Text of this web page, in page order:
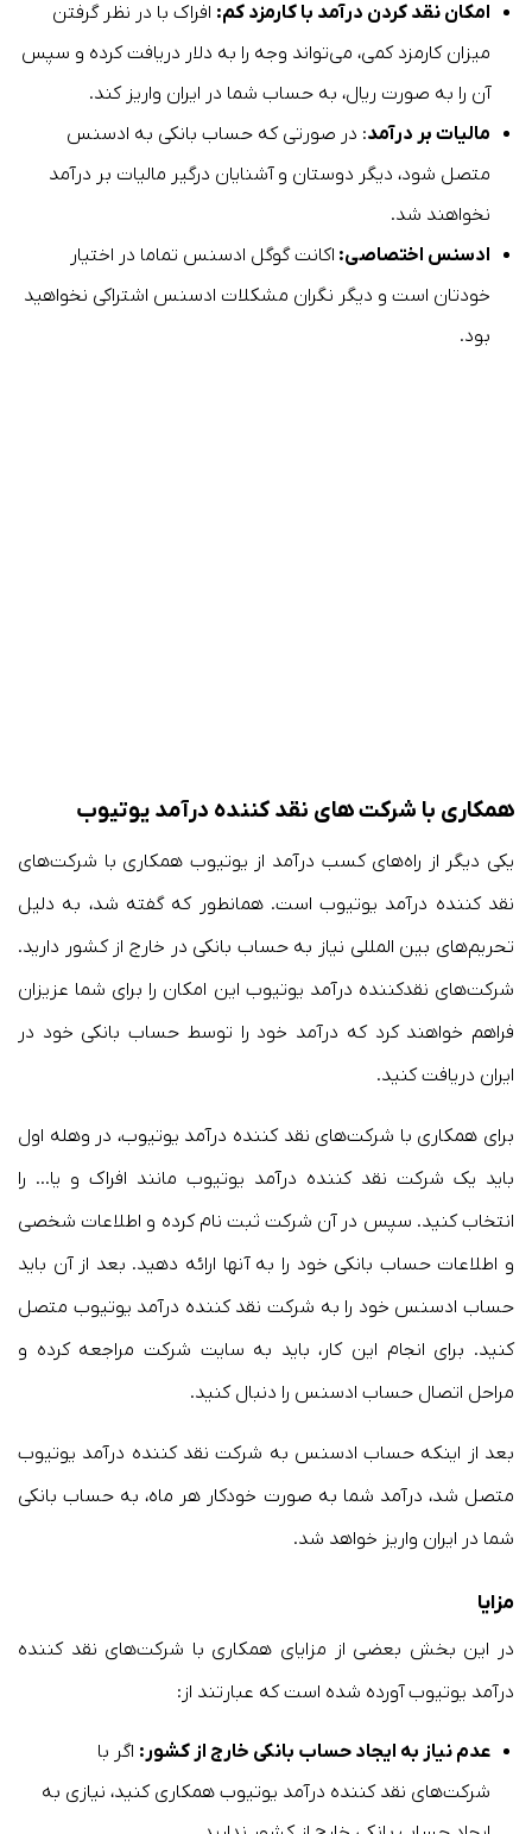
امکان نقد کردن درآمد با کارمزد کم: افراک با در نظر گرفتن
میزان کارمزد کمی، می‌تواند وجه را به دلار دریافت کرده و سپس
آن را به صورت ریال، به حساب شما در ایران واریز ‌کند.
مالیات بر درآمد: در صورتی که حساب بانکی به ادسنس
متصل شود، دیگر دوستان و آشنایان درگیر مالیات بر درآمد
نخواهند شد.
ادسنس اختصاصی: اکانت گوگل ادسنس تماما در اختیار
خودتان است و دیگر نگران مشکلات ادسنس اشتراکی نخواهید
بود.
همکاری با شرکت های نقد کننده درآمد یوتیوب
یکی دیگر از راه‌های کسب درآمد از یوتیوب همکاری با شرکت‌های
نقد کننده درآمد یوتیوب است. همانطور که گفته شد، به دلیل
تحریم‌های بین المللی نیاز به حساب بانکی در خارج از کشور دارید.
شرکت‌های نقدکننده درآمد یوتیوب این امکان را برای شما عزیزان
فراهم خواهند کرد که درآمد خود را توسط حساب بانکی خود در
ایران دریافت کنید.
برای همکاری با شرکت‌های نقد کننده درآمد یوتیوب، در وهله اول
باید یک شرکت نقد کننده درآمد یوتیوب مانند افراک و یا… را
انتخاب کنید. سپس در آن شرکت ثبت نام کرده و اطلاعات شخصی
و اطلاعات حساب بانکی خود را به آنها ارائه دهید. بعد از آن باید
حساب ادسنس خود را به شرکت نقد کننده درآمد یوتیوب متصل
کنید. برای انجام این کار، باید به سایت شرکت مراجعه کرده و
مراحل اتصال حساب ادسنس را دنبال کنید.
بعد از اینکه حساب ادسنس به شرکت نقد کننده درآمد یوتیوب
متصل شد، درآمد شما به صورت خودکار هر ماه، به حساب بانکی
شما در ایران واریز خواهد شد.
مزایا
در این بخش بعضی از مزایای همکاری با شرکت‌های نقد کننده
درآمد یوتیوب آورده شده است که عبارتند از:
عدم نیاز به ایجاد حساب بانکی خارج از کشور: اگر با
شرکت‌های نقد کننده درآمد یوتیوب همکاری کنید، نیازی به